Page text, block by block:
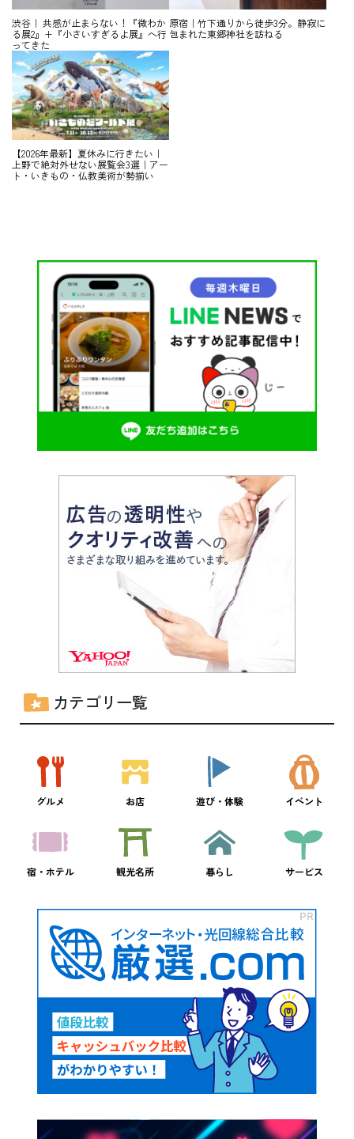
渋谷｜ 共感が止まらない！『微わか
る展2』+『小さいすぎるよ展』へ行
ってきた
原宿｜竹下通りから徒歩3分。静寂に
包まれた東郷神社を訪ねる
【2026年最新】夏休みに行きたい｜
上野で絶対外せない展覧会3選｜アー
ト・いきもの・仏教美術が勢揃い
カテゴリ一覧
グルメ お店 遊び・体験 イベント
宿・ホテル 観光名所 暮らし サービス